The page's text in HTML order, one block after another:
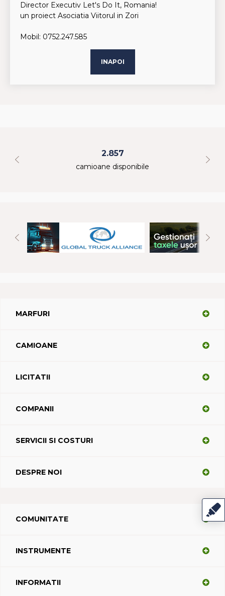
Director Executiv Let's Do It, Romania!
un proiect Asociatia Viitorul in Zori
Mobil: 0752.247.585
INAPOI
2.857
camioane disponibile
MARFURI
CAMIOANE
LICITATII
COMPANII
SERVICII SI COSTURI
DESPRE NOI
COMUNITATE
INSTRUMENTE
INFORMATII